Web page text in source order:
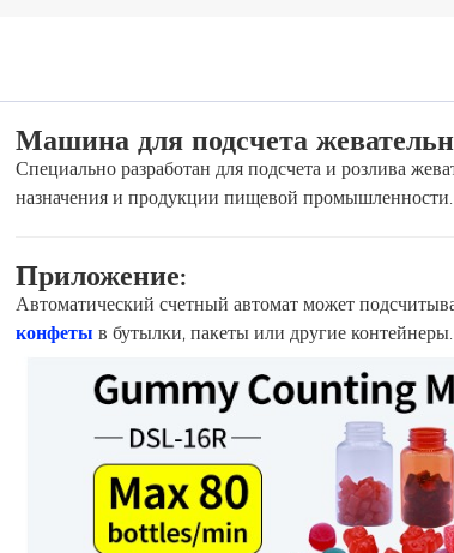
Машина для подсчета
Специально разработан для подсчета и розлива
назначения и продукции пищевой промышленности.
Приложение:
Автоматический счетный автомат может
конфеты в бутылки, пакеты или другие контейнеры.